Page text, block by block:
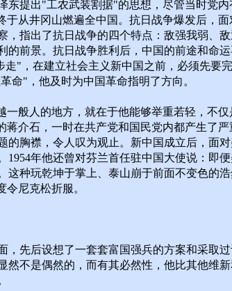
提出"工农武装割据"的思想，尽管当时党
从井冈山燃遍全中国。抗日战争爆发后，
指出了抗日战争的四个特点：敌强我弱、
前景。抗日战争胜利后，中国的前途和命
"，在建立社会主义新中国之前，必须先要
命"，他及时为中国革命指明了方向。
般人的地方，就在于他能够举重若轻，不
介石，一时在共产党和国民党内都产生了
胸襟，令人叹为观止。新中国成立后，面
年他还曾对芬兰首任驻中国大使说：即
种玩乾坤于掌上、泰山崩于前面不变色的
尼克松折服。
先后设想了一套套富国强兵的方案和采取
不是偶然的，而有其必然性，他比其他维